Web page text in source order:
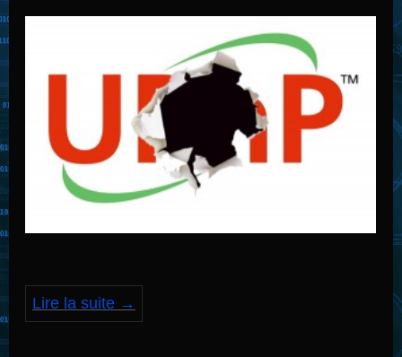
Lire la suite →